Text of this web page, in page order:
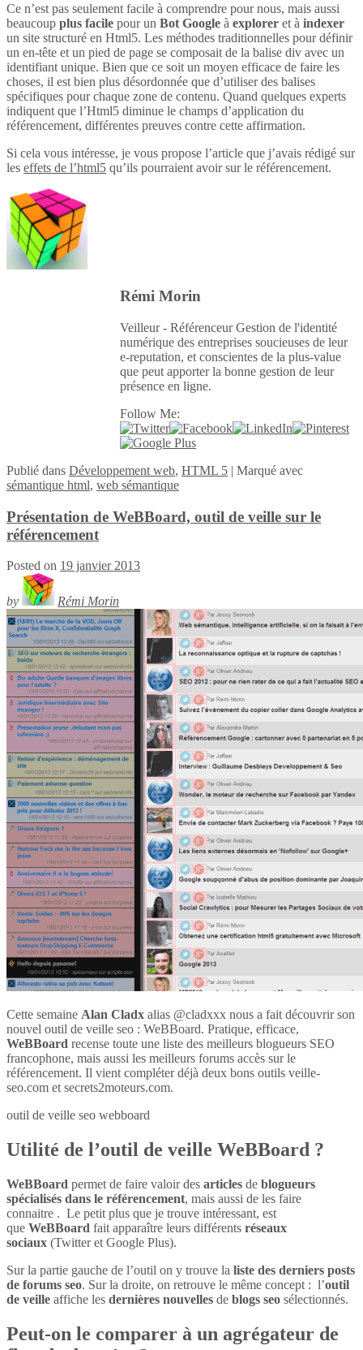
Ce n’est pas seulement facile à comprendre pour nous, mais aussi
beaucoup plus facile pour un Bot Google à explorer et à indexer
un site structuré en Html5. Les méthodes traditionnelles pour définir
un en-tête et un pied de page se composait de la balise div avec un
identifiant unique. Bien que ce soit un moyen efficace de faire les
choses, il est bien plus désordonnée que d’utiliser des balises
spécifiques pour chaque zone de contenu. Quand quelques experts
indiquent que l’Html5 diminue le champs d’application du
référencement, différentes preuves contre cette affirmation.
Si cela vous intéresse, je vous propose l’article que j’avais rédigé sur
les effets de l’html5 qu’ils pourraient avoir sur le référencement.
Rémi Morin
Veilleur - Référenceur Gestion de l'identité
numérique des entreprises soucieuses de leur
e-reputation, et conscientes de la plus-value
que peut apporter la bonne gestion de leur
présence en ligne.
Follow Me:
Publié dans Développement web, HTML 5 | Marqué avec
sémantique html, web sémantique
Présentation de WeBBoard, outil de veille sur le
référencement
Posted on 19 janvier 2013
by Rémi Morin
Cette semaine Alan Cladx alias @cladxxx nous a fait découvrir son
nouvel outil de veille seo : WeBBoard. Pratique, efficace,
WeBBoard recense toute une liste des meilleurs blogueurs SEO
francophone, mais aussi les meilleurs forums accès sur le
référencement. Il vient compléter déjà deux bons outils veille-
seo.com et secrets2moteurs.com.
outil de veille seo webboard
Utilité de l’outil de veille WeBBoard ?
WeBBoard permet de faire valoir des articles de blogueurs
spécialisés dans le référencement, mais aussi de les faire
connaitre . Le petit plus que je trouve intéressant, est
que WeBBoard fait apparaître leurs différents réseaux
sociaux (Twitter et Google Plus).
Sur la partie gauche de l’outil on y trouve la liste des derniers posts
de forums seo. Sur la droite, on retrouve le même concept : l’outil
de veille affiche les dernières nouvelles de blogs seo sélectionnés.
Peut-on le comparer à un agrégateur de